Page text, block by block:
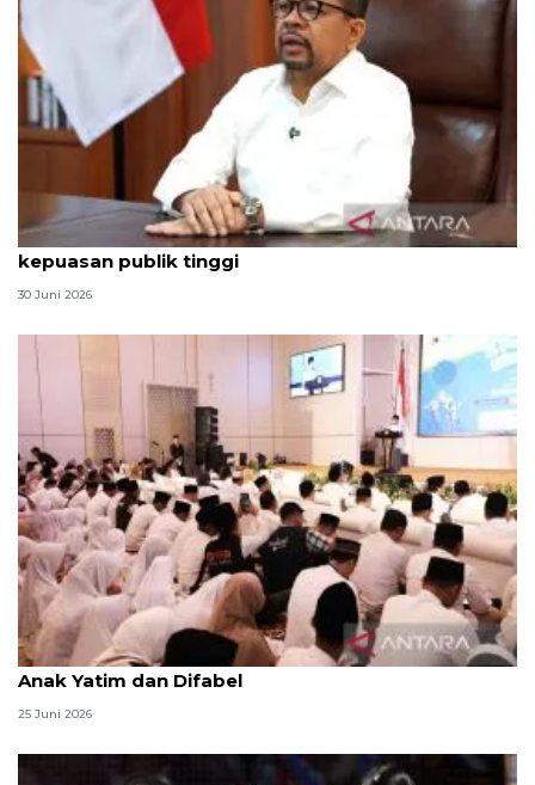
Qodari: Pemerintah tak puas diri meski tingkat
kepuasan publik tinggi
30 Juni 2026
Menag jadikan setiap 10 Muharam sebagai Lebaran
Anak Yatim dan Difabel
25 Juni 2026